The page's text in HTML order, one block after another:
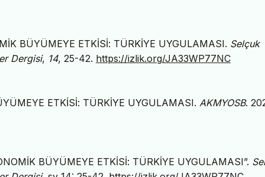
BÜYÜMEYE ETKİSİ: TÜRKİYE UYGULAMASI. Selçuk
Dergisi, 14, 25-42. https://izlik.org/JA33WP77NC
ETKİSİ: TÜRKİYE UYGULAMASI. AKMYOSB.
BÜYÜMEYE ETKİSİ: TÜRKİYE UYGULAMASI”.